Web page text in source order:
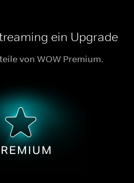
ein Upgrade
von WOW Premium.